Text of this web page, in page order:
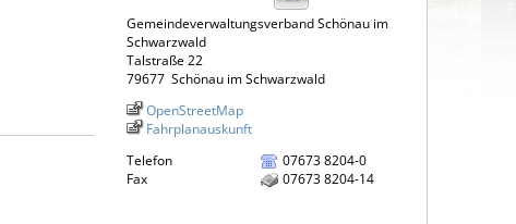
Gemeindeverwaltungsverband Schönau im
Schwarzwald
Talstraße 22
79677 Schönau im Schwarzwald
OpenStreetMap
Fahrplanauskunft
Telefon
07673 8204-0
Fax
07673 8204-14